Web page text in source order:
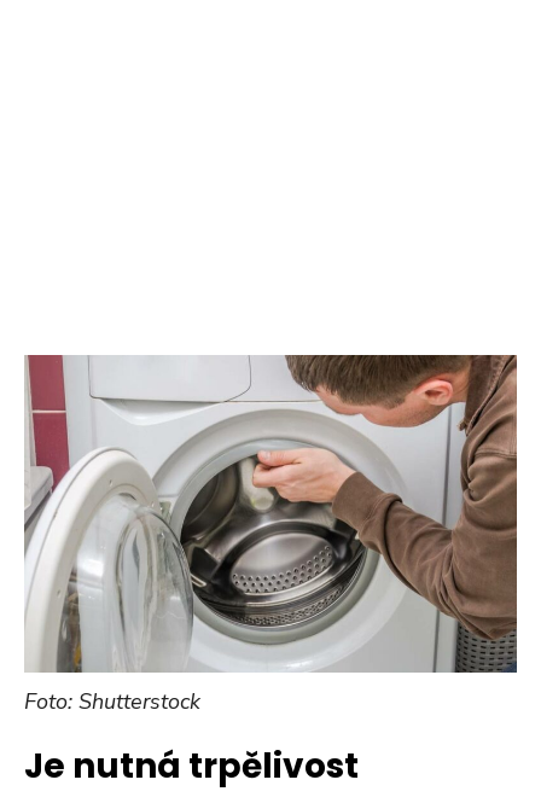
Foto: Shutterstock
Je nutná trpělivost